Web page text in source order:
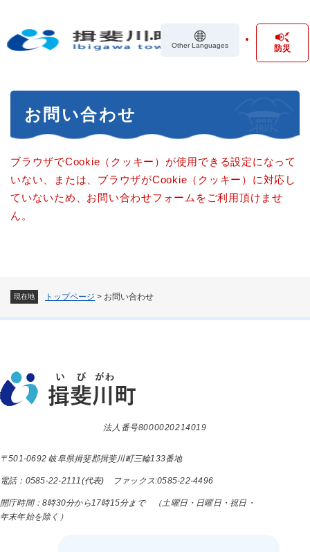
の
Other Languages 防災
現在地 トップページ > お問い合わせ
お問い合わせ
ブラウザでCookie（クッキー）が使用できる設定になって
いない、または、ブラウザがCookie（クッキー）に対応し
ていないため、お問い合わせフォームをご利用頂けませ
ん。
法人番号8000020214019
〒501-0692 岐阜県揖斐郡揖斐川町三輪133番地
電話：0585-22-2111(代表) ファックス:0585-22-4496
開庁時間：8時30分から17時15分まで （土曜日・日曜日・祝日・
年末年始を除く）